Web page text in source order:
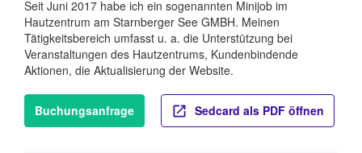
Seit Juni 2017 habe ich ein sogenannten Minijob im
Hautzentrum am Starnberger See GMBH. Meinen
Tätigkeitsbereich umfasst u. a. die Unterstützung bei
Veranstaltungen des Hautzentrums, Kundenbindende
Aktionen, die Aktualisierung der Website.
Buchungsanfrage Sedcard als PDF öffnen